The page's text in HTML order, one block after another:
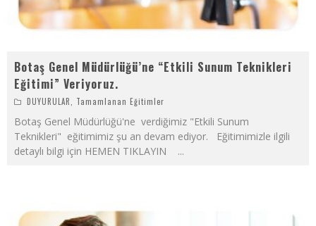
Botaş Genel Müdürlüğü’ne “Etkili Sunum Teknikleri
Eğitimi” Veriyoruz.
DUYURULAR Tamamlanan Eğitimler
Botaş Genel Müdürlüğü'ne verdiğimiz "Etkili Sunum
Teknikleri" eğitimimiz şu an devam ediyor. Eğitimimizle ilgili
detaylı bilgi için HEMEN TIKLAYIN ...